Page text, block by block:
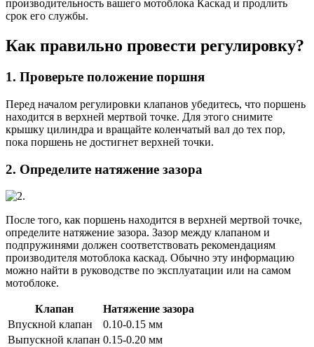
производительность вашего мотоблока Каскад и продлить
срок его службы.
Как правильно провести регулировку?
1. Проверьте положение поршня
Перед началом регулировки клапанов убедитесь, что поршень
находится в верхней мертвой точке. Для этого снимите
крышку цилиндра и вращайте коленчатый вал до тех пор,
пока поршень не достигнет верхней точки.
2. Определите натяжение зазора
После того, как поршень находится в верхней мертвой точке,
определите натяжение зазора. Зазор между клапаном и
подпружинями должен соответствовать рекомендациям
производителя мотоблока каскад. Обычно эту информацию
можно найти в руководстве по эксплуатации или на самом
мотоблоке.
Клапан
Натяжение зазора
Впускной клапан
0.10-0.15 мм
Выпускной клапан 0.15-0.20 мм